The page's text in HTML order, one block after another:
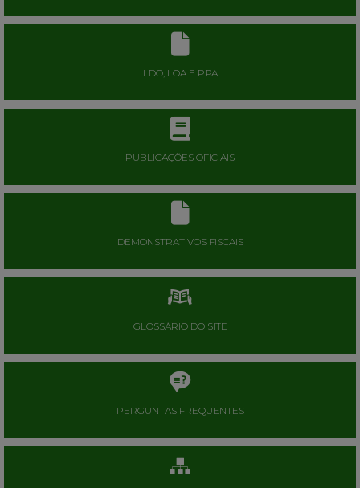
LDO, LOA E PPA
PUBLICAÇÕES OFICIAIS
DEMONSTRATIVOS FISCAIS
GLOSSÁRIO DO SITE
PERGUNTAS FREQUENTES